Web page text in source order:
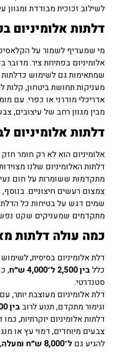
לשילוב זכוכית מבודדת ומגוון
דלתות אלומיניום
מי שמעדיף לשמור על
אלומיניום בפתיחת ציר. מדובר
שמתאימות גם לשימוש כדלתות
מעניקות תחושת ביטחון, קלות
אדריכלי מודרני או כפרי. עם
מבין מגוון רחב של עיצובים,
דלתות אלומיניום
אלומיניום הוא לא רק חומר חזק
דלתות האלומיניום שלנו
מתקדמות ששומרות על חום נעים
צמצום רעשים חיצוניים. בנוסף,
שמים דגש על בטיחות כל הדלתות
מתקדמים שמעניקים שקט נפשי
כמה עולה דלתות
דלת אלומיניום בסיסית, לשימוש
כללבין 2,500 ל־4,000 ש״ח
,
סטנדרטי.
דלת אלומיניום מעוצבת יותר, עם
וגימור מתקדם, תנוע לרובבין 4,000 ל־7,000 ש״ח
דלתות אלומיניום יוקרתיות, כמו
צבעים מיוחדים, דמוי עץ או
להגיע גםל־8,000 ש״ח ומעלה
,